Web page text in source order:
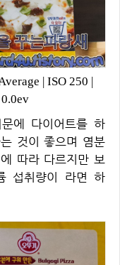
| ISO 250 |
0.0ev
것이 좋으며 염분
따라 다르지만 보
섭취량이 라면 하